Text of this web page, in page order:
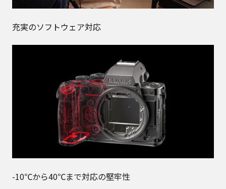
充実のソフトウェア対応
-10℃から40℃まで対応の堅牢性